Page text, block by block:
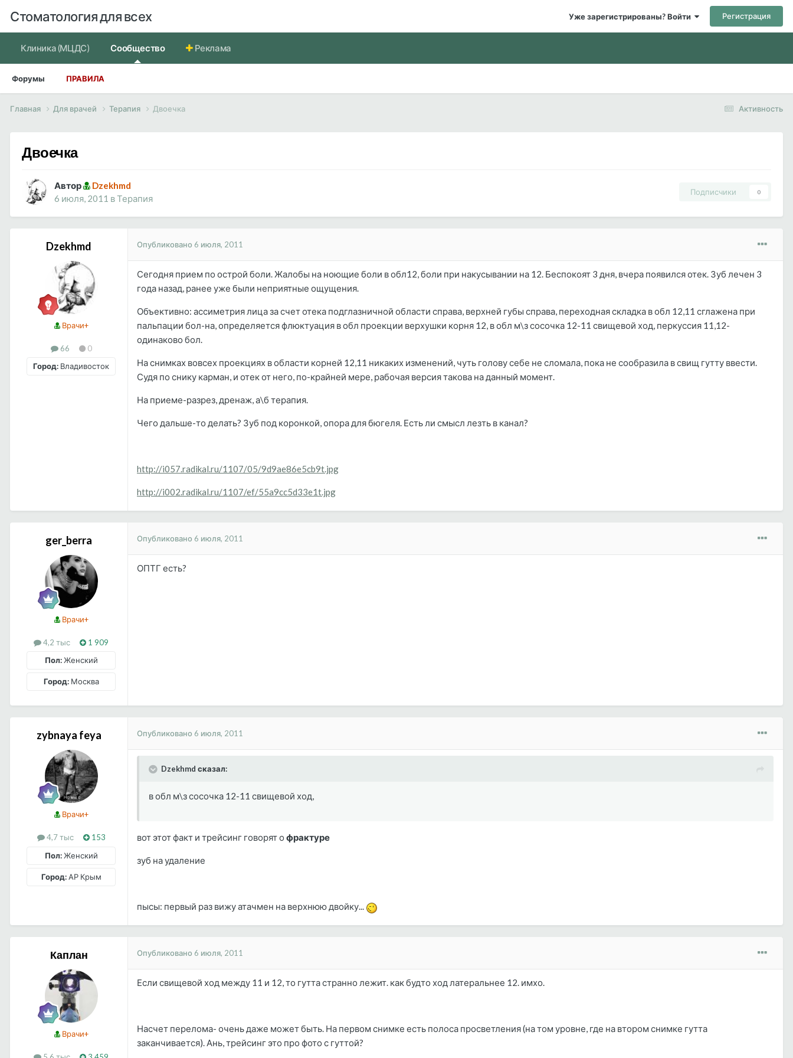
Стоматология для всех Уже зарегистрированы? Войти Регистрация
Клиника (МЦДС) Сообщество
Форумы ПРАВИЛА
Реклама
Активность
Главная Для врачей Терапия Двоечка
Двоечка
Автор
Dzekhmd
6 июля, 2011 вТерапия
Подписчики 0
Dzekhmd
Врачи+
66
0
Город: Владивосток
Опубликовано 6 июля, 2011
Сегодня прием по острой боли. Жалобы на ноющие боли в обл12, боли при накусывании на 12. Беспокоят 3 дня, вчера появился отек. Зуб лечен 3
года назад, ранее уже были неприятные ощущения.
Объективно: ассиметрия лица за счет отека подглазничной области справа, верхней губы справа, переходная складка в обл 12,11 сглажена при
пальпации бол-на, определяется флюктуация в обл проекции верхушки корня 12, в обл м\з сосочка 12-11 свищевой ход, перкуссия 11,12-
одинаково бол.
На снимках вовсех проекциях в области корней 12,11 никаких изменений, чуть голову себе не сломала, пока не сообразила в свищ гутту ввести.
Судя по снику карман, и отек от него, по-крайней мере, рабочая версия такова на данный момент.
На приеме-разрез, дренаж, а\б терапия.
Чего дальше-то делать? Зуб под коронкой, опора для бюгеля. Есть ли смысл лезть в канал?
http://i057.radikal.ru/1107/05/9d9ae86e5cb9t.jpg
http://i002.radikal.ru/1107/ef/55a9cc5d33e1t.jpg
ger_berra
Врачи+
4,2 тыс
1 909
Пол:Женский
Город:Москва
Опубликовано 6 июля, 2011
ОПТГ есть?
zybnaya feya
Врачи+
4,7 тыс
153
Пол:Женский
Город:АР Крым
Опубликовано 6 июля, 2011
Dzekhmd сказал:
в обл м\з сосочка 12-11 свищевой ход,
вот этот факт и трейсинг говорят о фрактуре
зуб на удаление
пысы: первый раз вижу атачмен на верхнюю двойку...
Каплан
Врачи+
Опубликовано 6 июля, 2011
Если свищевой ход между 11 и 12, то гутта странно лежит. как будто ход латеральнее 12. имхо.
Насчет перелома- очень даже может быть. На первом снимке есть полоса просветления (на том уровне, где на втором снимке гутта
заканчивается). Ань, трейсинг это про фото с гуттой?